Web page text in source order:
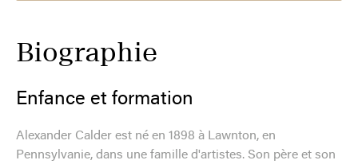
Biographie
Enfance et formation
Alexander Calder est né en 1898 à Lawnton, en
Pennsylvanie, dans une famille d'artistes. Son père et son